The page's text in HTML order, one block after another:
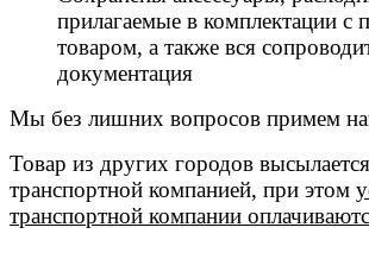
прилагаемые в комплектации с
товаром, а также вся
документация
Мы без лишних вопросов примем
Товар из других городов
транспортной компанией, при этом
транспортной компании